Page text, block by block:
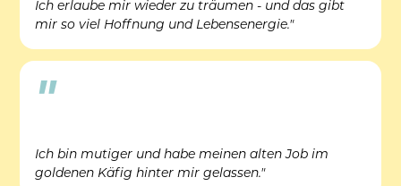
Ich erlaube mir wieder zu träumen - und das gibt
mir so viel Hoffnung und Lebensenergie."
"
Ich bin mutiger und habe meinen alten Job im
goldenen Käfig hinter mir gelassen."